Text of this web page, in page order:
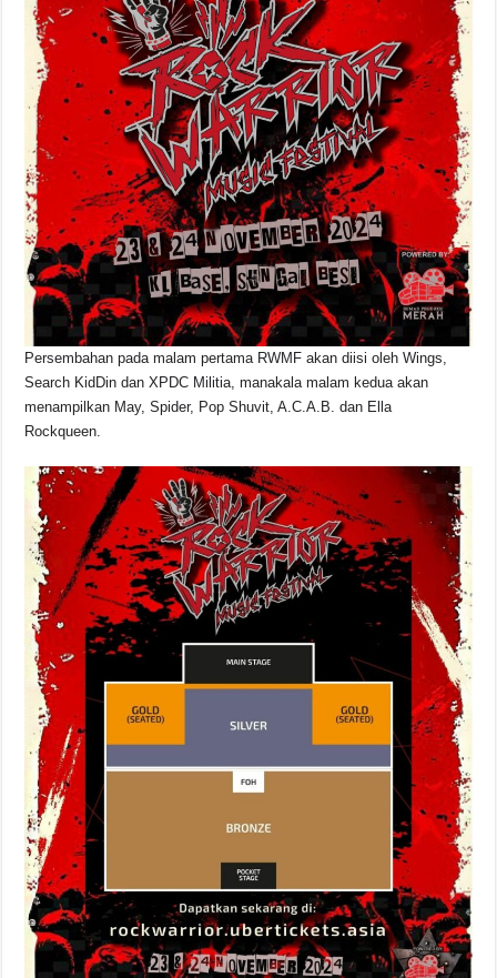
Persembahan pada malam pertama RWMF akan diisi oleh Wings,
Search KidDin dan XPDC Militia, manakala malam kedua akan
menampilkan May, Spider, Pop Shuvit, A.C.A.B. dan Ella
Rockqueen.